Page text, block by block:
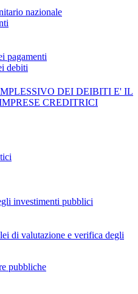
nazionale
pagamenti
debiti
DEI DEIBITI E' IL
CREDITRICI
investimenti pubblici
di valutazione e verifica degli
pubbliche